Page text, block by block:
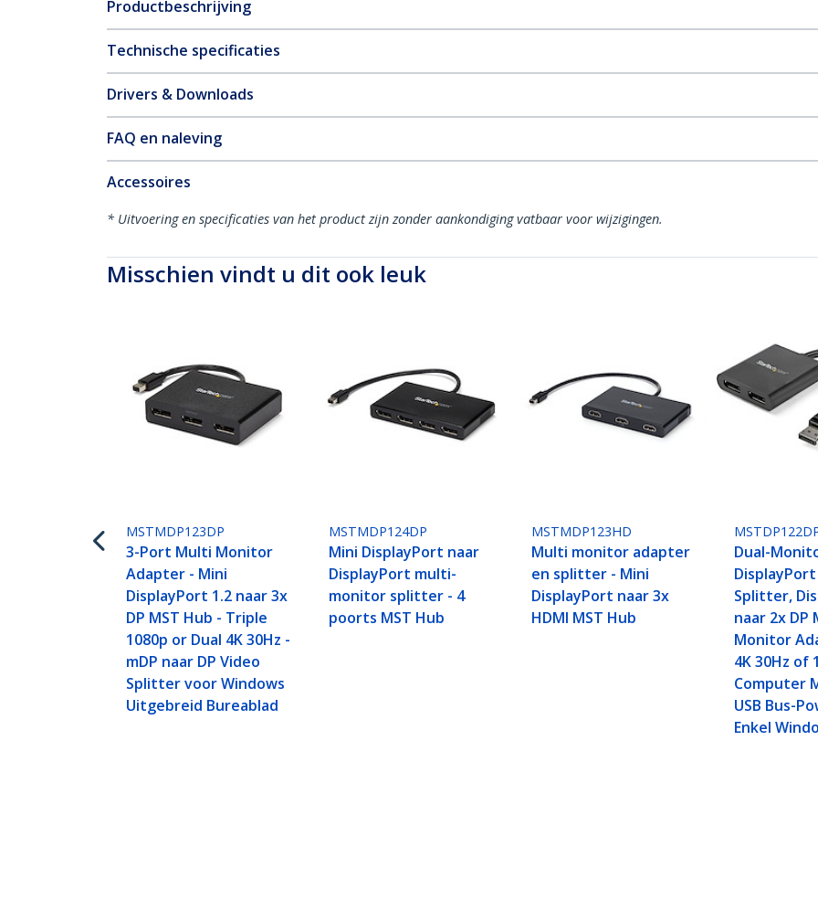
Productbeschrijving
Technische specificaties
Drivers & Downloads
FAQ en naleving
Accessoires
* Uitvoering en specificaties van het product zijn zonder aankondiging vatbaar voor wijzigingen.
Misschien vindt u dit ook leuk
MSTMDP123DP
3-Port Multi Monitor
Adapter - Mini
DisplayPort 1.2 naar 3x
DP MST Hub - Triple
1080p or Dual 4K 30Hz -
mDP naar DP Video
Splitter voor Windows
Uitgebreid Bureablad
MSTMDP124DP
Mini DisplayPort naar
DisplayPort multi-
monitor splitter - 4
poorts MST Hub
MSTMDP123HD
Multi monitor adapter
en splitter - Mini
DisplayPort naar 3x
HDMI MST Hub
Dual-
DisplayPort
Splitter,
naar 2x DP
Monitor
4K 30Hz of
Computer
USB Bus-
Enkel